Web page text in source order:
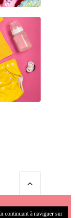
continuant à naviguer sur